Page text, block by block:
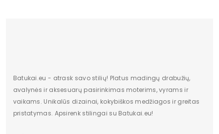
Batukai.eu - atrask savo stilių! Platus madingų drabužių,
avalynės ir aksesuarų pasirinkimas moterims, vyrams ir
vaikams. Unikalūs dizainai, kokybiškos medžiagos ir greitas
pristatymas. Apsirenk stilingai su Batukai.eu!